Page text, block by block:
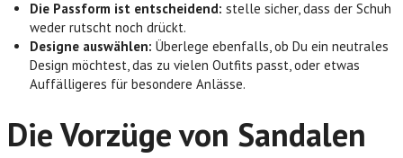
Die Passform ist entscheidend: stelle sicher, dass der Schuh
weder rutscht noch drückt.
Designe auswählen: Überlege ebenfalls, ob Du ein neutrales
Design möchtest, das zu vielen Outfits passt, oder etwas
Auffälligeres für besondere Anlässe.
Die Vorzüge von Sandalen